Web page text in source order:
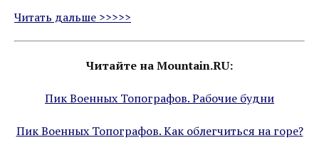
Читать дальше >>>>>
Читайте на Mountain.RU:
Пик Военных Топографов. Рабочие будни
Пик Военных Топографов. Как облегчиться на горе?